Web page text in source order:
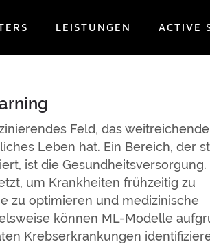
LEISTUNGEN ACTIVE
ANWENDUNGEN
Feld, das weitreichende
Leben hat. Ein Bereich, der
ist die Gesundheitsversorgung.
um Krankheiten frühzeitig zu
zu optimieren und medizinische
können ML-Modelle
Krebserkrankungen